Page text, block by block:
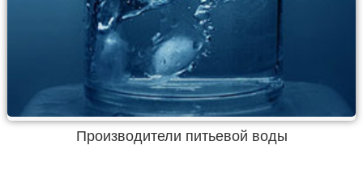
Производители питьевой воды